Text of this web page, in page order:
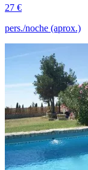
27 €
pers./noche (aprox.)